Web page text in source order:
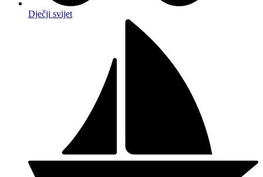
Dječji svijet